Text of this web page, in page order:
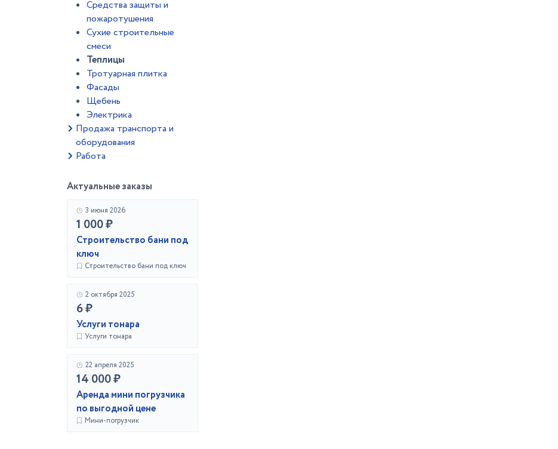
Средства защиты и
пожаротушения
Сухие строительные
смеси
Теплицы
Тротуарная плитка
Фасады
Щебень
Электрика
Продажа транспорта и
оборудования
Работа
Актуальные заказы
3 июня 2026
1 000 ₽
Строительство бани под
ключ
Строительство бани под ключ
2 октября 2025
6 ₽
Услуги тонара
Услуги тонара
22 апреля 2025
14 000 ₽
Аренда мини погрузчика
по выгодной цене
Мини-погрузчик